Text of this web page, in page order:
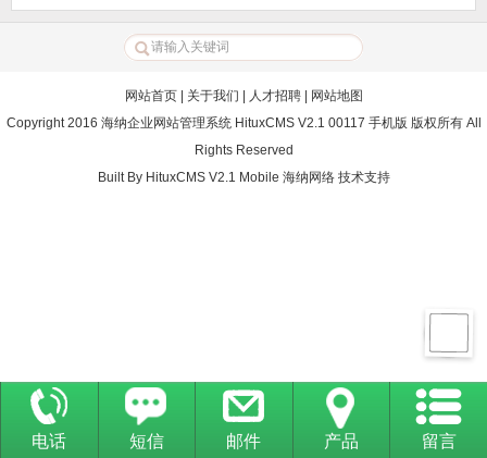
网站首页| 关于我们 人才招聘|
网站地图
Copyright 2016 海纳企业网站管理系统 HituxCMS V2.1 00117 手机版 版权所有 All
Rights Reserved
Built By HituxCMS V2.1 Mobile 海纳网络技术支持
电话 短信 邮件 产品 留言